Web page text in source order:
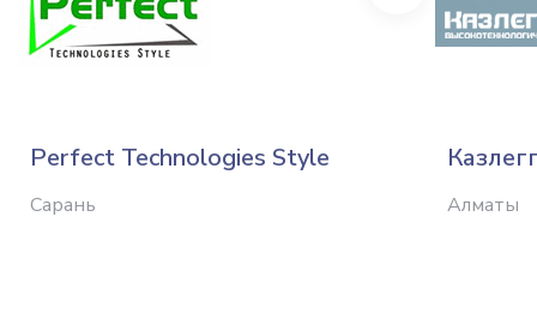
Perfect Technologies Style
Сарань Алматы